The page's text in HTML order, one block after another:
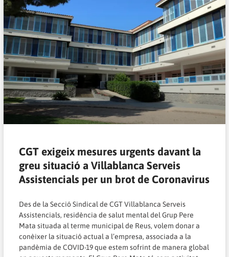
CGT exigeix mesures urgents davant la
greu situació a Villablanca Serveis
Assistencials per un brot de Coronavirus
Des de la Secció Sindical de CGT Villablanca Serveis
Assistencials, residència de salut mental del Grup Pere
Mata situada al terme municipal de Reus, volem donar a
conèixer la situació actual a l’empresa, associada a la
pandèmia de COVID-19 que estem sofrint de manera global